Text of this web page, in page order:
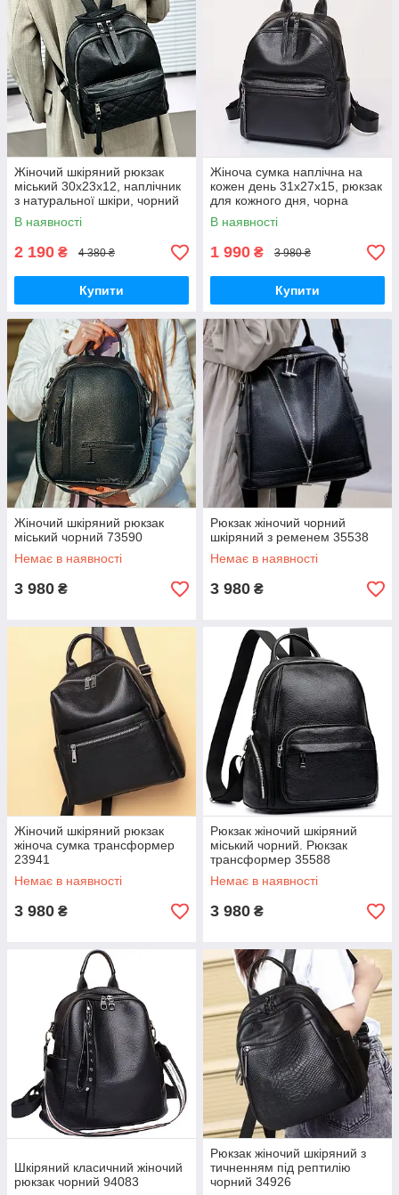
Жіночий шкіряний рюкзак
міський 30х23х12, наплічник
з натуральної шкіри, чорний
В наявності
2 190 ₴ 4 380 ₴
Купити
Жіноча сумка наплічна на
кожен день 31х27х15, рюкзак
для кожного дня, чорна
В наявності
1 990 ₴ 3 980 ₴
Купити
Жіночий шкіряний рюкзак
міський чорний 73590
Немає в наявності
3 980 ₴
Рюкзак жіночий чорний
шкіряний з ременем 35538
Немає в наявності
3 980 ₴
Жіночий шкіряний рюкзак
жіноча сумка трансформер
23941
Немає в наявності
3 980 ₴
Рюкзак жіночий шкіряний
міський чорний. Рюкзак
трансформер 35588
Немає в наявності
3 980 ₴
Шкіряний класичний жіночий
рюкзак чорний 94083
Рюкзак жіночий шкіряний з
тичненням під рептилію
чорний 34926